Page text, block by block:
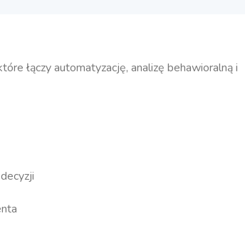
łączy automatyzację, analizę behawioralną i